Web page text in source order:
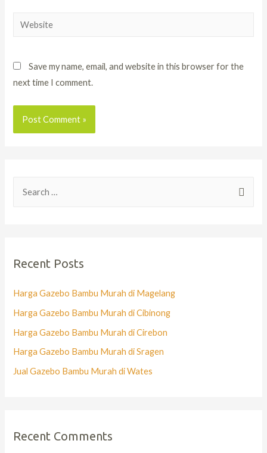
Save my name, email, and website in this browser for the
next time I comment.
Recent Posts
Harga Gazebo Bambu Murah di Magelang
Harga Gazebo Bambu Murah di Cibinong
Harga Gazebo Bambu Murah di Cirebon
Harga Gazebo Bambu Murah di Sragen
Jual Gazebo Bambu Murah di Wates
Recent Comments